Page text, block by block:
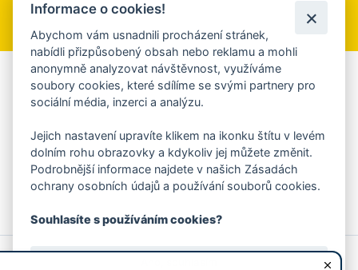
Přihlásit se k odběru
Aplikace Mobilní rozhlas
Chcete dostávat do svého mobilu či mailu upozornění na
ankety, pozvánky na kulturní a sportovní akce?
Více informací o aplikaci
© 2026 Magistrát města Zlína
Prohlášení o používání cookies
Informace o cookies!
Abychom vám usnadnili procházení stránek,
nabídli přizpůsobený obsah nebo reklamu a mohli
anonymně analyzovat návštěvnost, využíváme
soubory cookies, které sdílíme se svými partnery pro
sociální média, inzerci a analýzu.
Jejich nastavení upravíte klikem na ikonku štítu v levém
dolním rohu obrazovky a kdykoliv jej můžete změnit.
Podrobnější informace najdete v našich Zásadách
ochrany osobních údajů a používání souborů cookies.
Souhlasíte s používáním cookies?